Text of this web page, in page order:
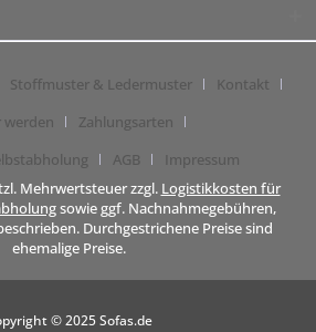
Stoffmuster & Ledermuster
Kontakt
werden
Zahlungsarten
AGB
Impressum
Mehrwertsteuer zzgl. Logistikkosten für
sowie ggf. Nachnahmegebühren,
Durchgestrichene Preise sind
ehemalige Preise.
© 2025 Sofas.de